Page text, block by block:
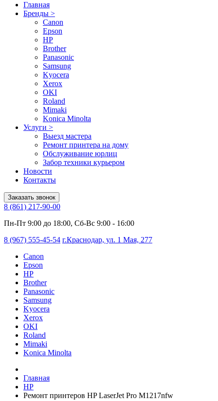
Главная
Бренды >
Canon
Epson
HP
Brother
Panasonic
Samsung
Kyocera
Xerox
OKI
Roland
Mimaki
Konica Minolta
Услуги >
Выезд мастера
Ремонт принтера на дому
Обслуживание юрлиц
Забор техники курьером
Новости
Контакты
Заказать звонок
8 (861) 217-90-00
Пн-Пт 9:00 до 18:00, Сб-Вс 9:00 - 16:00
8 (967) 555-45-54 г.Краснодар, ул. 1 Мая, 277
Canon
Epson
HP
Brother
Panasonic
Samsung
Kyocera
Xerox
OKI
Roland
Mimaki
Konica Minolta
Главная
HP
Ремонт принтеров HP LaserJet Pro M1217nfw